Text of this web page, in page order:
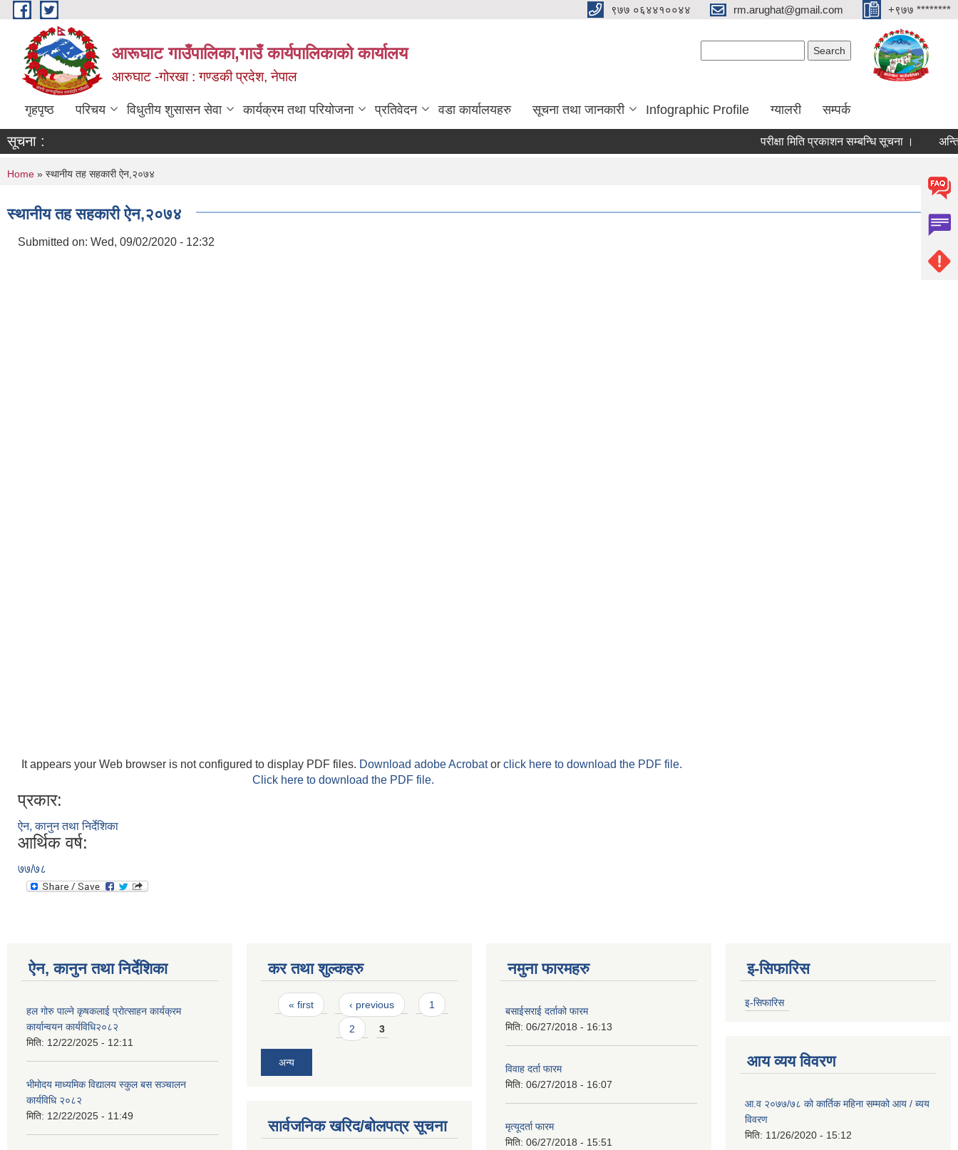
Skip to main content ९७७ ०६४४१००४४ rm.arughat@gmail.com +९७७ ********
आरूघाट गाउँपालिका,गाउँ कार्यपालिकाको कार्यालय
आरुघाट -गोरखा : गण्डकी प्रदेश, नेपाल
गृहपृष्ठ परिचय विधुतीय शुसासन सेवा कार्यक्रम तथा परियोजना प्रतिवेदन वडा कार्यालयहरु सूचना तथा जानकारी Infographic Profile ग्यालरी सम्पर्क
सूचना : परीक्षा मिति प्रकाशन सम्बन्धि सूचना । अन्तिम
You are here
Home » स्थानीय तह सहकारी ऐन,२०७४
स्थानीय तह सहकारी ऐन,२०७४
Submitted on: Wed, 09/02/2020 - 12:32
It appears your Web browser is not configured to display PDF files. Download adobe Acrobator click here to download the PDF file.
Click here to download the PDF file.
प्रकार:
ऐन, कानुन तथा निर्देशिका
आर्थिक वर्ष:
७७/७८
ऐन, कानुन तथा निर्देशिका
हल गोरु पाल्ने कृषकलाई प्रोत्साहन कार्यक्रम
कार्यान्वयन कार्यविधि२०८२
मिति: 12/22/2025 - 12:11
भीमोदय माध्यमिक विद्यालय स्कुल बस सञ्चालन
कार्यविधि २०८२
मिति: 12/22/2025 - 11:49
कर तथा शुल्कहरु
Pages
« first ‹ previous 1
2 3
अन्य
सार्वजनिक खरिद/बोलपत्र सूचना
नमुना फारमहरु
बसाईसराई दर्ताको फारम
मिति: 06/27/2018 - 16:13
विवाह दर्ता फारम
मिति: 06/27/2018 - 16:07
मृत्यूदर्ता फारम
मिति: 06/27/2018 - 15:51
इ-सिफारिस
इ-सिफारिस
आय व्यय विवरण
आ.व २०७७/७८ को कार्तिक महिना सम्मको आय / ब्यय
विवरण
मिति: 11/26/2020 - 15:12